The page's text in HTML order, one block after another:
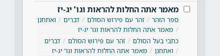
מאמר אתה החלות להראות וגו' יג-יז
ספר הזהר זהר עם פירוש הסולם דברים
ואתחנן
מאמר אתה החלות להראות וגו' יג-יז
כתבי בעל הסולם
זהר עם פירוש הסולם
דברים
ואתחנן
מאמר אתה החלות להראות וגו' יג-יז